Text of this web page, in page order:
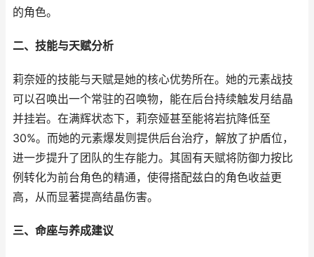
的角色。
二、技能与天赋分析
莉奈娅的技能与天赋是她的核心优势所在。她的元素战技
可以召唤出一个常驻的召唤物，能在后台持续触发月结晶
并挂岩。在满辉状态下，莉奈娅甚至能将岩抗降低至
30%。而她的元素爆发则提供后台治疗，解放了护盾位，
进一步提升了团队的生存能力。其固有天赋将防御力按比
例转化为前台角色的精通，使得搭配兹白的角色收益更
高，从而显著提高结晶伤害。
三、命座与养成建议